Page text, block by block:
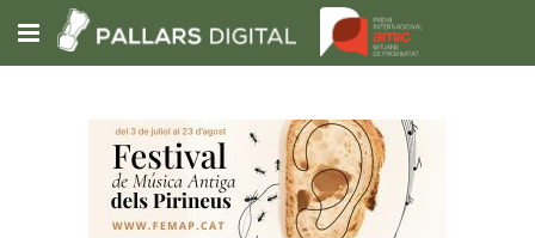
Subscriu-t'hi